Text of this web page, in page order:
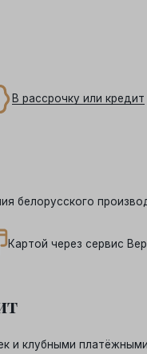
В рассрочку или кредит
белорусского
Картой через сервис
и клубными